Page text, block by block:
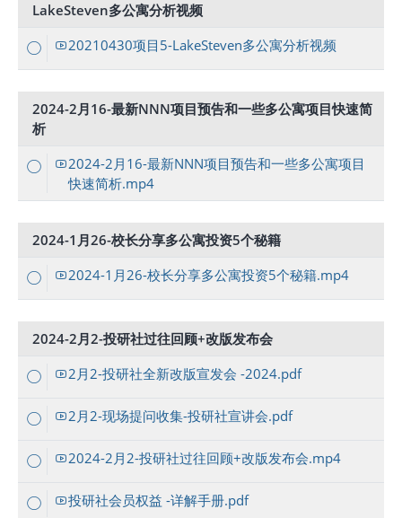
LakeSteven多公寓分析视频
20210430项目5-LakeSteven多公寓分析视频
2024-2月16-最新NNN项目预告和一些多公寓项目快速简
析
2024-2月16-最新NNN项目预告和一些多公寓项目
快速简析.mp4
2024-1月26-校长分享多公寓投资5个秘籍
2024-1月26-校长分享多公寓投资5个秘籍.mp4
2024-2月2-投研社过往回顾+改版发布会
2月2-投研社全新改版宣发会 -2024.pdf
2月2-现场提问收集-投研社宣讲会.pdf
2024-2月2-投研社过往回顾+改版发布会.mp4
投研社会员权益 -详解手册.pdf